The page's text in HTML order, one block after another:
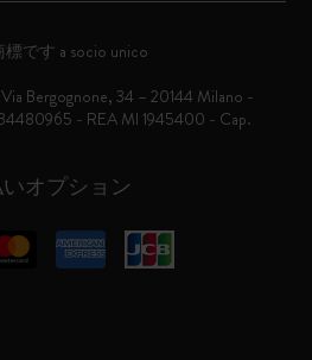
オプション
です a socio unico
Bergognone, 34 – 20144 Milano -
- REA MI 1945400 - Cap.